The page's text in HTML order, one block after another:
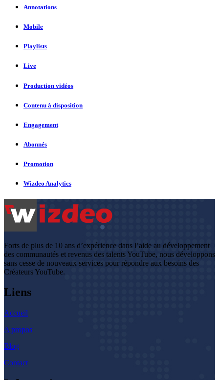
Annotations
Mobile
Playlists
Live
Production vidéos
Contenu à disposition
Engagement
Abonnés
Promotion
Wizdeo Analytics
Forts de plus de 10 ans d’expérience dans l’aide au développement
des communautés et revenus des talents YouTube, nous développons
sans cesse de nouveaux services pour répondre aux besoins des
Créateurs YouTube.
Liens
Accueil
A propos
Blog
Contact